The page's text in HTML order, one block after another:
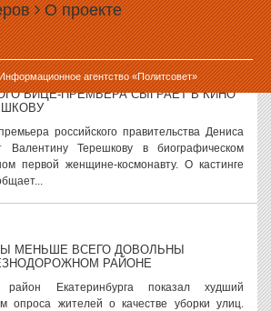
О проекте
агентство «Политсовет»
тракте. Как сообщили в пресс-службе
автобусы...
ВИЦЕ-ПРЕМЬЕРА СЫГРАЕТ В КИНО
российского правительства Дениса
Валентину Терешкову в биографическом
первой женщине-космонавту. О кастинге
МЕНЬШЕ ВСЕГО ДОВОЛЬНЫ
РАЙОНЕ
район Екатеринбурга показал худший
опроса жителей о качестве уборки улиц.